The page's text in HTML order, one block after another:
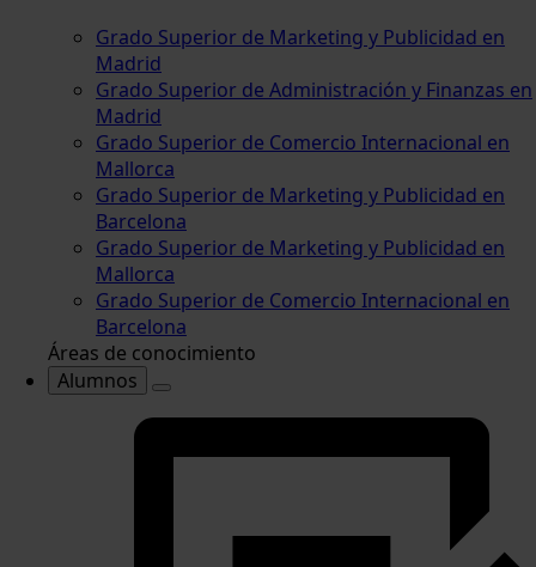
Grado Superior de Marketing y Publicidad en
Madrid
Grado Superior de Administración y Finanzas en
Madrid
Grado Superior de Comercio Internacional en
Mallorca
Grado Superior de Marketing y Publicidad en
Barcelona
Grado Superior de Marketing y Publicidad en
Mallorca
Grado Superior de Comercio Internacional en
Barcelona
Áreas de conocimiento
Alumnos